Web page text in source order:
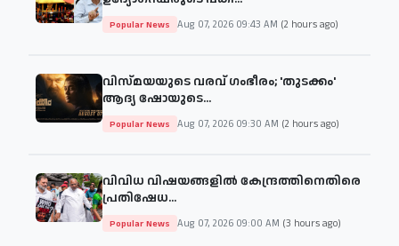
Popular News Aug 07, 2026 09:43 AM (2 hours ago)
വിസ്മയയുടെ വരവ് ഗംഭീരം; 'തുടക്കം'
ആദ്യ ഷോയുടെ...
Popular News Aug 07, 2026 09:30 AM (2 hours ago)
വിവിധ വിഷയങ്ങളില്‍ കേന്ദ്രത്തിനെതിരെ
പ്രതിഷേധ...
Popular News Aug 07, 2026 09:00 AM (3 hours ago)